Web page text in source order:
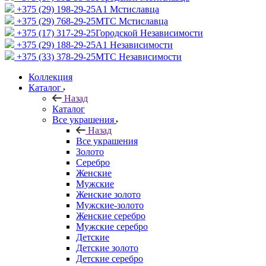
+375 (29) 198-29-25A1 Мстиславца
+375 (29) 768-29-25МТС Мстиславца
+375 (17) 317-29-25Городской Независимости
+375 (29) 188-29-25A1 Независимости
+375 (33) 378-29-25МТС Независимости
Коллекция
Каталог
Назад
Каталог
Все украшения
Назад
Все украшения
Золото
Серебро
Женские
Мужские
Женские золото
Мужские-золото
Женские серебро
Мужские серебро
Детские
Детские золото
Детские серебро